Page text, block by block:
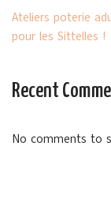
Ateliers poterie
pour les Sittelles !
Recent
No comments to